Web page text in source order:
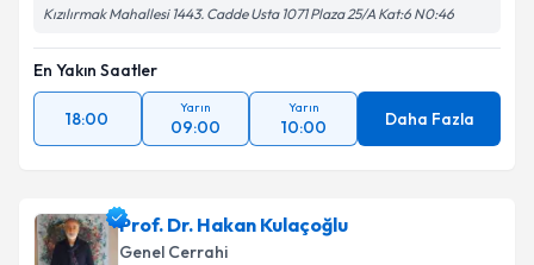
Kızılırmak Mahallesi 1443. Cadde Usta 1071 Plaza 25/A Kat:6 N0:46
En Yakın Saatler
18:00
Yarın
09:00
Yarın
10:00 Daha Fazla
Prof. Dr. Hakan Kulaçoğlu
Genel Cerrahi